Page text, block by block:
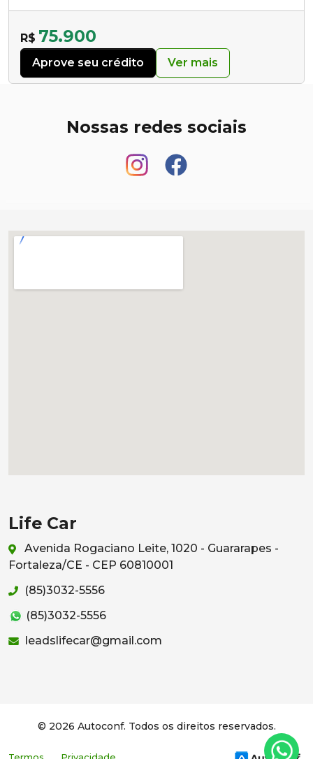
R$ 75.900
Aprove seu crédito Ver mais
Nossas redes sociais
Life Car
Avenida Rogaciano Leite, 1020 - Guararapes -
Fortaleza/CE - CEP 60810001
(85)3032-5556
(85)3032-5556
leadslifecar@gmail.com
© 2026 Autoconf. Todos os direitos reservados.